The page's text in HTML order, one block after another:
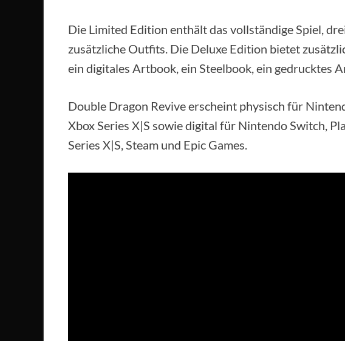
Die Limited Edition enthält das vollständige Spiel,
zusätzliche Outfits. Die Deluxe Edition bietet
ein digitales Artbook, ein Steelbook, ein gedrucktes
Double Dragon Revive erscheint physisch für
Xbox Series X|S sowie digital für Nintendo Switch,
Series X|S, Steam und Epic Games.